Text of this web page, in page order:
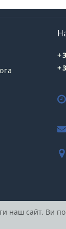
наш сайт, Ви